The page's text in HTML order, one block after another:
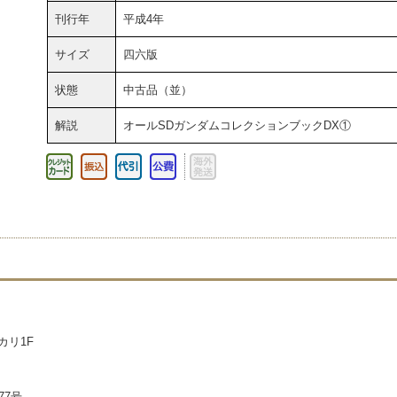
刊行年 平成4年
サイズ 四六版
状態 中古品（並）
解説 オールSDガンダムコレクションブックDX①
リ1F